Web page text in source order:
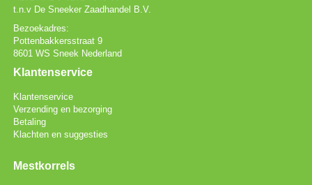
t.n.v De Sneeker Zaadhandel B.V.
Bezoekadres:
Pottenbakkersstraat 9
8601 WS Sneek Nederland
Klantenservice
Klantenservice
Verzending en bezorging
Betaling
Klachten en suggesties
Mestkorrels